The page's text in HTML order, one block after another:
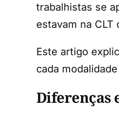
trabalhistas se
estavam na CLT
Este artigo
cada
Diferenças